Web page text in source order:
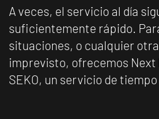
A veces, el servicio al día
suficientemente rápido.
situaciones, o cualquier
imprevisto, ofrecemos Next
SEKO, un servicio de